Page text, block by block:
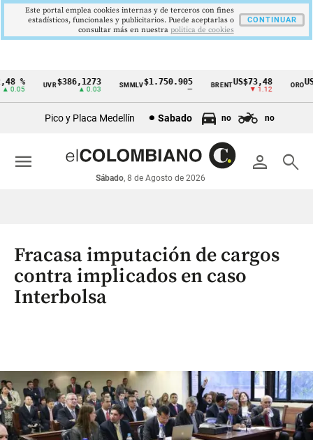
Cintillo
económicos
Colombia
% UVR$386,1273
▲ 0.03
SMMLV$1.750.905 BRENTUS$73,48
▼ 1.12
ORO
Pico y Placa Medellín Sabado no no
person search
Sábado, 8 de Agosto de 2026
menu
Fracasa imputación de cargos
contra implicados en caso
Interbolsa
Este portal emplea cookies internas y de terceros con fines
estadísticos, funcionales y publicitarios. Puede aceptarlas o
consultar más en nuestra politica de cookies
CONTINUAR